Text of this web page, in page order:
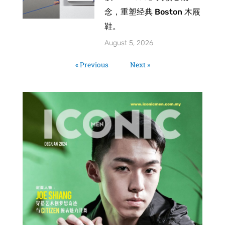
念，重塑经典 Boston 木屐
鞋。
August 5, 2026
« Previous Next »